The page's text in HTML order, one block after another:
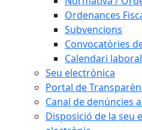
Ordenances
Subvencions
Convocatòries
Calendari laboral
Seu electrònica
Portal de
Canal de denúncies
Disposició de la seu